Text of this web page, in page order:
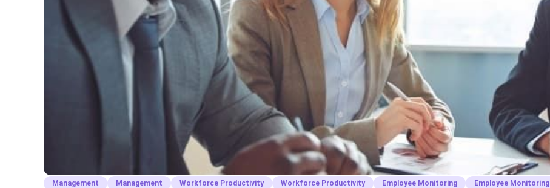
Management Management Workforce Productivity Workforce Productivity Employee Monitoring Employee Monitoring